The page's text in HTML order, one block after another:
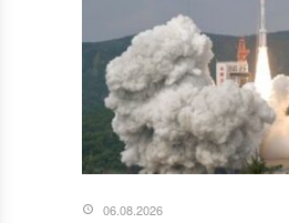
06.08.2026